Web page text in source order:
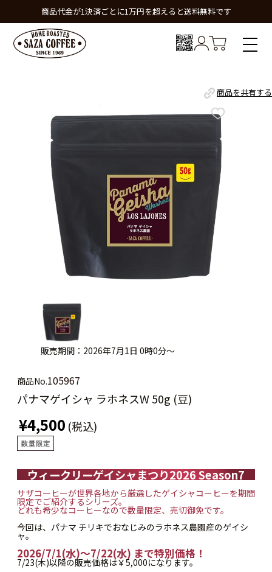
商品代金が1決済ごとに1万円を超えると送料無料です
商品を共有する
販売期間：2026年7月1日 0時0分～
商品No.105967
パナマゲイシャ ラホネスW 50g (豆)
¥4,500 (税込)
ウィークリーゲイシャまつり2026 Season7
サザコーヒーが世界各地から厳選したゲイシャコーヒーを期間
限定でご紹介するシリーズ。
どれも希少なコーヒーなので数量限定、売切御免です。
今回は、パナマ チリキでおなじみのラホネス農園産のゲイシ
ャ。
2026/7/1(水)～7/22(水) まで特別価格！
7/23(木)以降の販売価格は￥5,000になります。